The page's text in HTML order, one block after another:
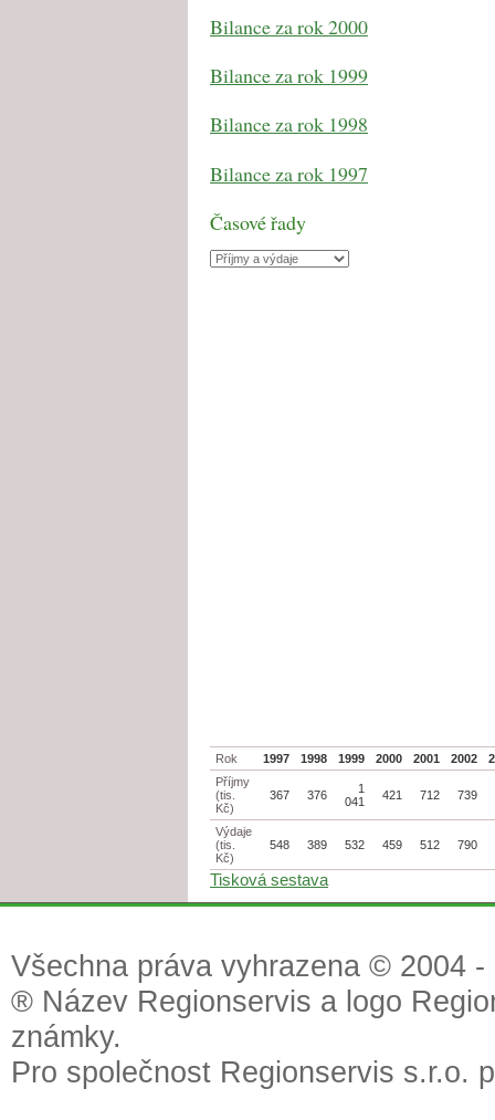
Bilance za rok 2000
Bilance za rok 1999
Bilance za rok 1998
Bilance za rok 1997
Časové řady
Rok 1997 1998 1999 2000 2001 2002
Příjmy
(tis.
Kč)
367 376
1
041
421 712 739
Výdaje
(tis.
Kč)
548 389 532 459 512 790
Tisková sestava
Všechna práva vyhrazena © 2004
® Název Regionservis a logo
známky.
Pro společnost Regionservis s.r.o.